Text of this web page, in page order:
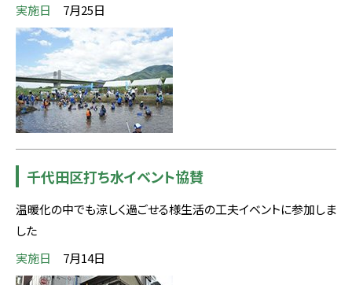
実施日
7月25日
千代田区打ち水イベント協賛
温暖化の中でも涼しく過ごせる様生活の工夫イベントに参加しま
した
実施日
7月14日